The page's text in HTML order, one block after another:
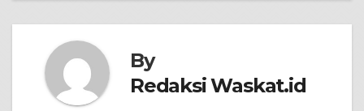
By
Redaksi Waskat.id